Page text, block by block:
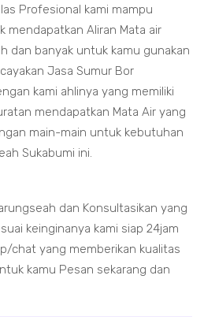
Profesional kami mampu
mendapatkan Aliran Mata air
dan banyak untuk kamu gunakan
Jasa Sumur Bor
kami ahlinya yang memiliki
mendapatkan Mata Air yang
main-main untuk kebutuhan
Sukabumi ini.
dan Konsultasikan yang
keinginanya kami siap 24jam
chat yang memberikan kualitas
kamu Pesan sekarang dan